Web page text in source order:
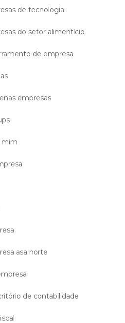
de tecnologia
do setor alimentício
de empresa
empresas
mim
asa norte
de contabilidade